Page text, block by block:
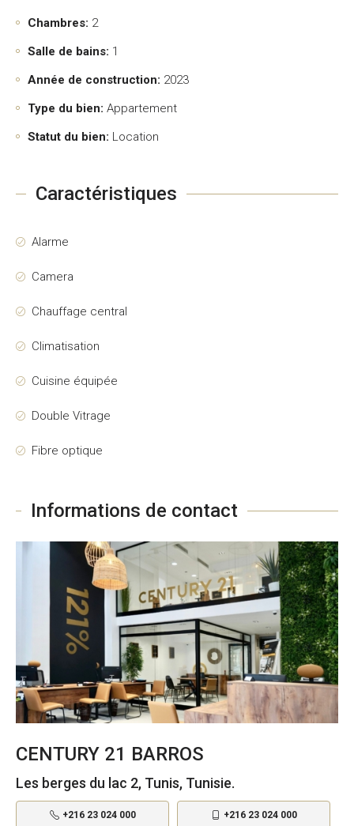
Chambres: 2
Salle de bains: 1
Année de construction: 2023
Type du bien: Appartement
Statut du bien: Location
Caractéristiques
Alarme
Camera
Chauffage central
Climatisation
Cuisine équipée
Double Vitrage
Fibre optique
Informations de contact
CENTURY 21 BARROS
Les berges du lac 2, Tunis, Tunisie.
+216 23 024 000 +216 23 024 000